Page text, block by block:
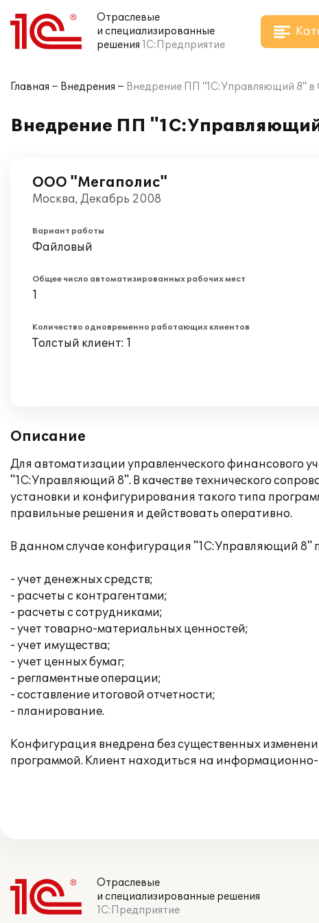
Отраслевые
и специализированные
решения 1С:Предприятие
Главная Внедрения Внедрение ПП "1С:Управляющий 8"
Внедрение ПП
ООО "Мегаполис"
Москва, Декабрь 2008
Вариант работы
Файловый
Общее число автоматизированных рабочих мест
1
Количество одновременно работающих клиентов
Толстый клиент: 1
Описание
Для автоматизации управленческого финансового
"1С:Управляющий 8". В качестве технического
установки и конфигурирования такого типа
правильные решения и действовать оперативно.
В данном случае конфигурация "1С:Управляющий 8"
- учет денежных средств;
- расчеты с контрагентами;
- расчеты с сотрудниками;
- учет товарно-материальных ценностей;
- учет имущества;
- учет ценных бумаг;
- регламентные операции;
- составление итоговой отчетности;
- планирование.
Конфигурация внедрена без существенных
программой. Клиент находиться на информационно-
Отраслевые
и специализированные решения
1С:Предприятие